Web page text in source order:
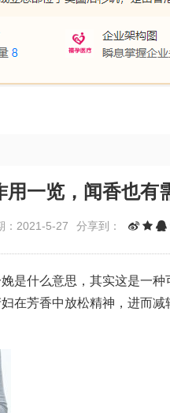
一览，闻香也有
：2021-5-27 分享到：
是什么意思，其实这是一
在芳香中放松精神，进而